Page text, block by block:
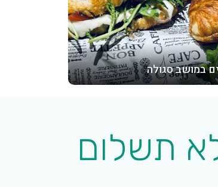
במושב סגולה
תשלום